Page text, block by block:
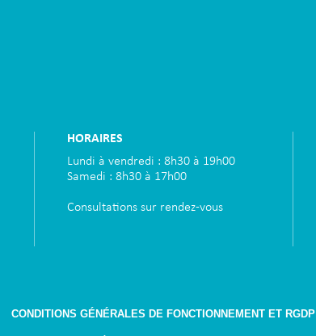
HORAIRES
Lundi à vendredi : 8h30 à 19h00
Samedi : 8h30 à 17h00
Consultations sur rendez-vous
CONDITIONS GÉNÉRALES DE FONCTIONNEMENT ET RGDP